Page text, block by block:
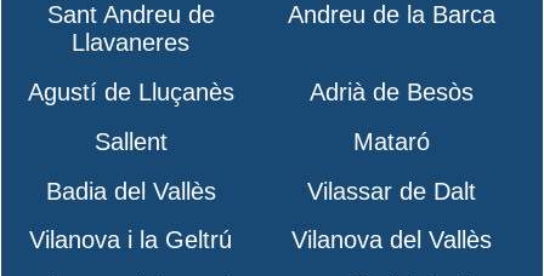
Sant Andreu de
Llavaneres
Andreu de la Barca
Agustí de Lluçanès
Adrià de Besòs
Sallent
Mataró
Badia del Vallès
Vilassar de Dalt
Vilanova i la Geltrú
Vilanova del Vallès